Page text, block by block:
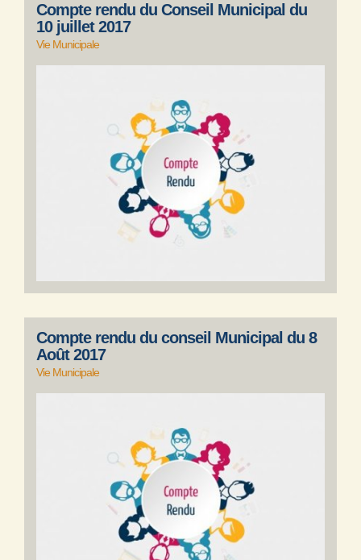
Compte rendu du Conseil Municipal du
10 juillet 2017
Vie Municipale
Compte rendu du conseil Municipal du 8
Août 2017
Vie Municipale